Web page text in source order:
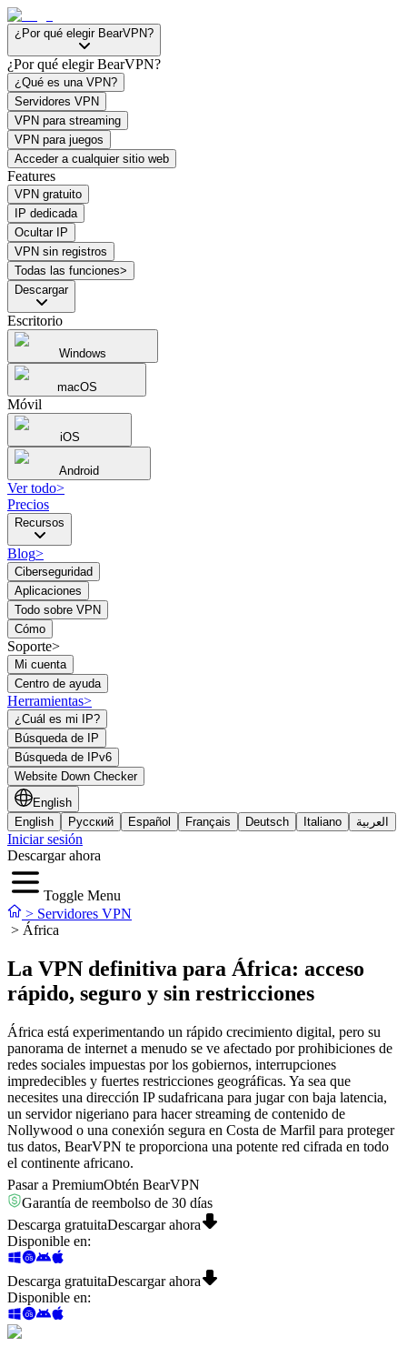
¿Por qué elegir BearVPN?
¿Por qué elegir BearVPN?
¿Qué es una VPN?
Servidores VPN
VPN para streaming
VPN para juegos
Acceder a cualquier sitio web
Features
VPN gratuito
IP dedicada
Ocultar IP
VPN sin registros
Todas las funciones>
Descargar
Escritorio
Windows
macOS
Móvil
iOS
Android
Ver todo>
Precios
Recursos
Blog>
Ciberseguridad
Aplicaciones
Todo sobre VPN
Cómo
Soporte>
Mi cuenta
Centro de ayuda
Herramientas>
¿Cuál es mi IP?
Búsqueda de IP
Búsqueda de IPv6
Website Down Checker
English
English
Русский Español Français Deutsch Italiano العربية
Iniciar sesión
Descargar ahora
Toggle Menu
> Servidores VPN
> África
La VPN definitiva para África: acceso
rápido, seguro y sin restricciones
África está experimentando un rápido crecimiento digital, pero su
panorama de internet a menudo se ve afectado por prohibiciones de
redes sociales impuestas por los gobiernos, interrupciones
impredecibles y fuertes restricciones geográficas. Ya sea que
necesites una dirección IP sudafricana para jugar con baja latencia,
un servidor nigeriano para hacer streaming de contenido de
Nollywood o una conexión segura en Costa de Marfil para proteger
tus datos, BearVPN te proporciona una potente red cifrada en todo
el continente africano.
Pasar a PremiumObtén BearVPN
Garantía de reembolso de 30 días
Descarga gratuitaDescargar ahora
Disponible en:
Descarga gratuitaDescargar ahora
Disponible en: